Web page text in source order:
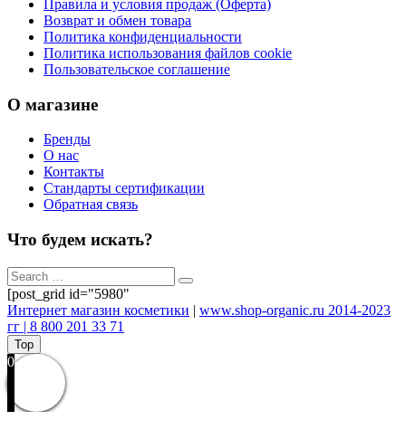
Правила и условия продаж (Оферта)
Возврат и обмен товара
Политика конфиденциальности
Политика использования файлов cookie
Пользовательское соглашение
О магазине
Бренды
О нас
Контакты
Стандарты сертификации
Обратная связь
Что будем искать?
[post_grid id="5980"
Интернет магазин косметики | www.shop-organic.ru 2014-2023
гг | 8 800 201 33 71
Top
0